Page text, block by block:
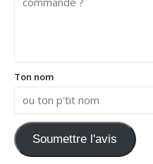
Ton nom
Soumettre l'avis